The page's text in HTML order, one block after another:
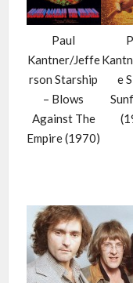
Paul
Kantner/Jeffe
rson Starship
– Blows
Against The
Empire (1970)
e